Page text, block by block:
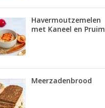
Havermoutzemelen
met Kaneel en Pruim
Meerzadenbrood